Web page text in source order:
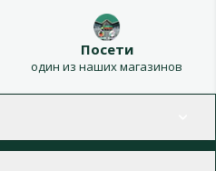
Посети
один из наших магазинов